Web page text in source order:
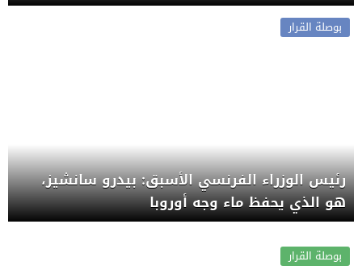
بوصلة القرار
رئيس الوزراء الفرنسي الأسبق: بيدرو سانشيز،
هو الذي يحفظ ماء وجه أوروبا
بوصلة القرار